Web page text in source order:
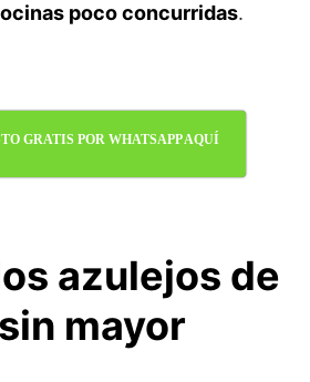
poco concurridas.
GRATIS POR WHATSAPP AQUÍ
azulejos de
mayor